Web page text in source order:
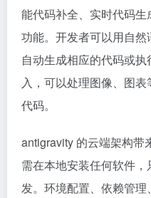
能代码补全、实时代码
功能。开发者可以用自
自动生成相应的代码或
入，可以处理图像、图
代码。
antigravity 的云端架构带
需在本地安装任何软件
发。环境配置、依赖管